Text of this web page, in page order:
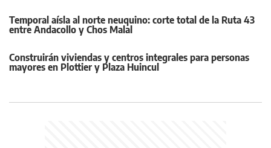
Temporal aísla al norte neuquino: corte total de la Ruta 43
entre Andacollo y Chos Malal
Construirán viviendas y centros integrales para personas
mayores en Plottier y Plaza Huincul